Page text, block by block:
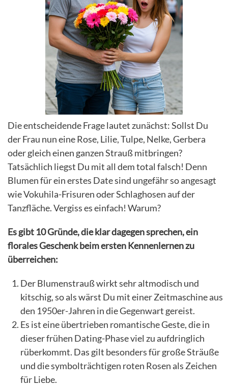
Die entscheidende Frage lautet zunächst: Sollst Du
der Frau nun eine Rose, Lilie, Tulpe, Nelke, Ger­be­ra
oder gleich einen ganzen Strauß mitbringen?
Tatsächlich liegst Du mit all dem total falsch! Denn
Blumen für ein erstes Date sind ungefähr so angesagt
wie Vokuhila-Frisuren oder Schlaghosen auf der
Tanzfläche. Vergiss es einfach! Warum?
Es gibt 10 Gründe, die klar dagegen sprechen, ein
florales Geschenk beim ersten Kennenlernen zu
überreichen:
Der Blumenstrauß wirkt sehr altmodisch und
kitschig, so als wärst Du mit einer Zeitmaschine aus
den 1950er-Jahren in die Gegenwart gereist.
Es ist eine übertrieben romantische Geste, die in
dieser frühen Dating-Phase viel zu aufdringlich
rüberkommt. Das gilt besonders für große Sträuße
und die symbolträchtigen roten Rosen als Zeichen
für Liebe.